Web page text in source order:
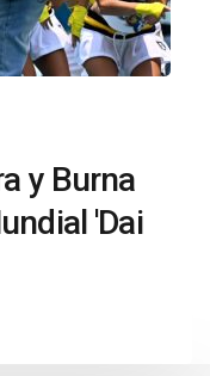
y Burna
'Dai